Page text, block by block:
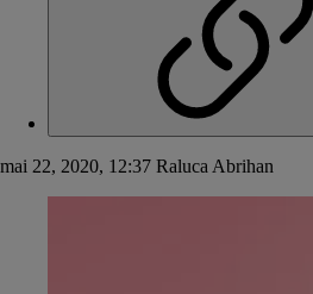
mai 22, 2020, 12:37 Raluca Abrihan